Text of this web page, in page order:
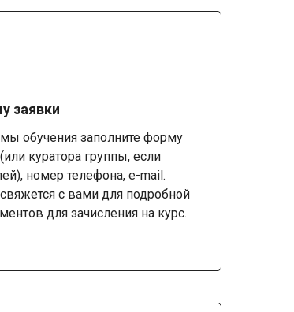
заявки
обучения заполните форму
куратора группы, если
номер телефона, e-mail.
с вами для подробной
для зачисления на курс.